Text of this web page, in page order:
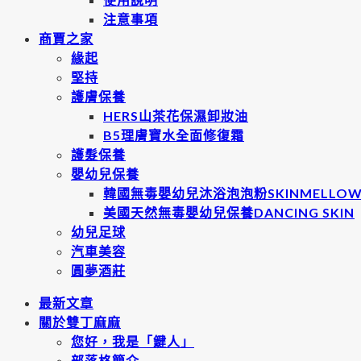
注意事項
商賈之家
緣起
堅持
護膚保養
HERS山茶花保濕卸妝油
B5理膚寶水全面修復霜
護髮保養
嬰幼兒保養
韓國無毒嬰幼兒沐浴泡泡粉
美國天然無毒嬰幼兒保養DANCING SKIN
幼兒足球
汽車美容
圓夢酒莊
最新文章
關於雙丁麻麻
您好，我是「鍵人」